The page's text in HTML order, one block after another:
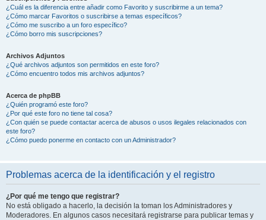
¿Cuál es la diferencia entre añadir como Favorito y suscribirme a un tema?
¿Cómo marcar Favoritos o suscribirse a temas específicos?
¿Cómo me suscribo a un foro específico?
¿Cómo borro mis suscripciones?
Archivos Adjuntos
¿Qué archivos adjuntos son permitidos en este foro?
¿Cómo encuentro todos mis archivos adjuntos?
Acerca de phpBB
¿Quién programó este foro?
¿Por qué este foro no tiene tal cosa?
¿Con quién se puede contactar acerca de abusos o usos ilegales relacionados con
este foro?
¿Cómo puedo ponerme en contacto con un Administrador?
Problemas acerca de la identificación y el registro
¿Por qué me tengo que registrar?
No está obligado a hacerlo, la decisión la toman los Administradores y
Moderadores. En algunos casos necesitará registrarse para publicar temas y